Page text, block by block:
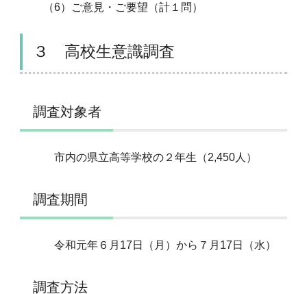
（6）ご意見・ご要望（計１問）
３ 高校生意識調査
調査対象者
市内の県立高等学校の２年生（2,450人）
調査期間
令和元年６月17日（月）から７月17日（水）
調査方法